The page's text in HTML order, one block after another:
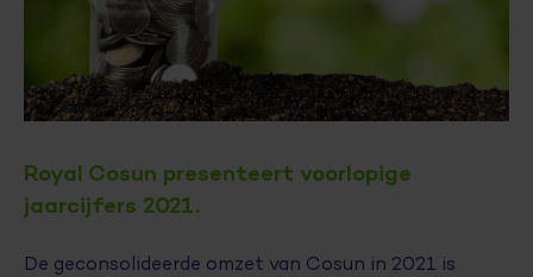
Royal Cosun presenteert voorlopige
jaarcijfers 2021.
De geconsolideerde omzet van Cosun in 2021 is